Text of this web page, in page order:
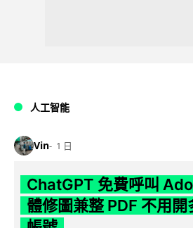
人工智能
Vin 1 日
ChatGPT 免費呼叫
體修圖兼整 PDF 不用開